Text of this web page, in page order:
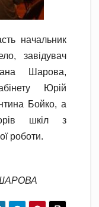
начальник
завідувач
Шарова,
Юрій
Бойко, а
шкіл з
роботи.